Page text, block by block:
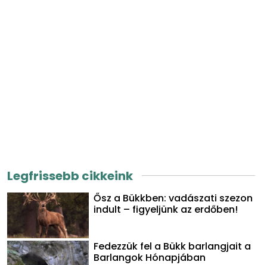
Legfrissebb cikkeink
Ősz a Bükkben: vadászati szezon
indult – figyeljünk az erdőben!
Fedezzük fel a Bükk barlangjait a
Barlangok Hónapjában